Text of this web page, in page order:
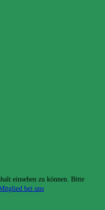
einsehen zu können. Bitte
bei uns